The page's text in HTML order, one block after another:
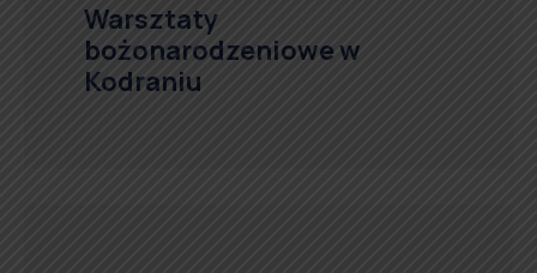
Warsztaty
bożonarodzeniowe w
Kodraniu